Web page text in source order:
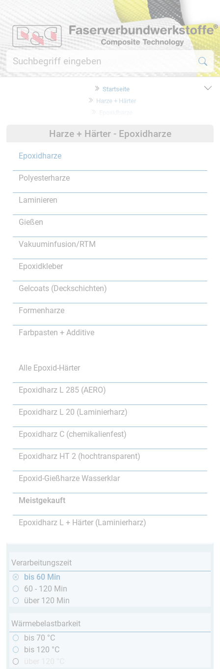
Startseite
Harze + Härter
Epoxidharze
Harze + Härter - Epoxidharze
Epoxidharze
Polyesterharze
Laminieren
Gießen
Vakuuminfusion/RTM
Epoxidkleber
Gelcoats (Deckschichten)
Formenharze
Farbpasten + Additive
Alle Epoxid-Härter
Epoxidharz L 285 (AERO)
Epoxidharz L 20 (Laminierharz)
Epoxidharz C (chemikalienfest)
Epoxidharz HT 2 (hochtransparent)
Epoxid-Gießharze Wasserklar
Meistgekauft
Epoxidharz L + Härter (Laminierharz)
Verarbeitungszeit
bis 60 Min
60 - 120 Min
über 120 Min
Wärmebelastbarkeit
bis 70 °C
bis 120 °C